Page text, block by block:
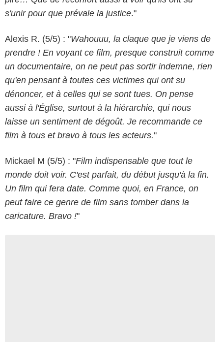
s'unir pour que prévale la justice."
Alexis R. (5/5) : "Wahouuu, la claque que je viens de
prendre ! En voyant ce film, presque construit comme
un documentaire, on ne peut pas sortir indemne, rien
qu'en pensant à toutes ces victimes qui ont su
dénoncer, et à celles qui se sont tues. On pense
aussi à l'Église, surtout à la hiérarchie, qui nous
laisse un sentiment de dégoût. Je recommande ce
film à tous et bravo à tous les acteurs."
Mickael M (5/5) : "Film indispensable que tout le
monde doit voir. C'est parfait, du début jusqu'à la fin.
Un film qui fera date. Comme quoi, en France, on
peut faire ce genre de film sans tomber dans la
caricature. Bravo !"